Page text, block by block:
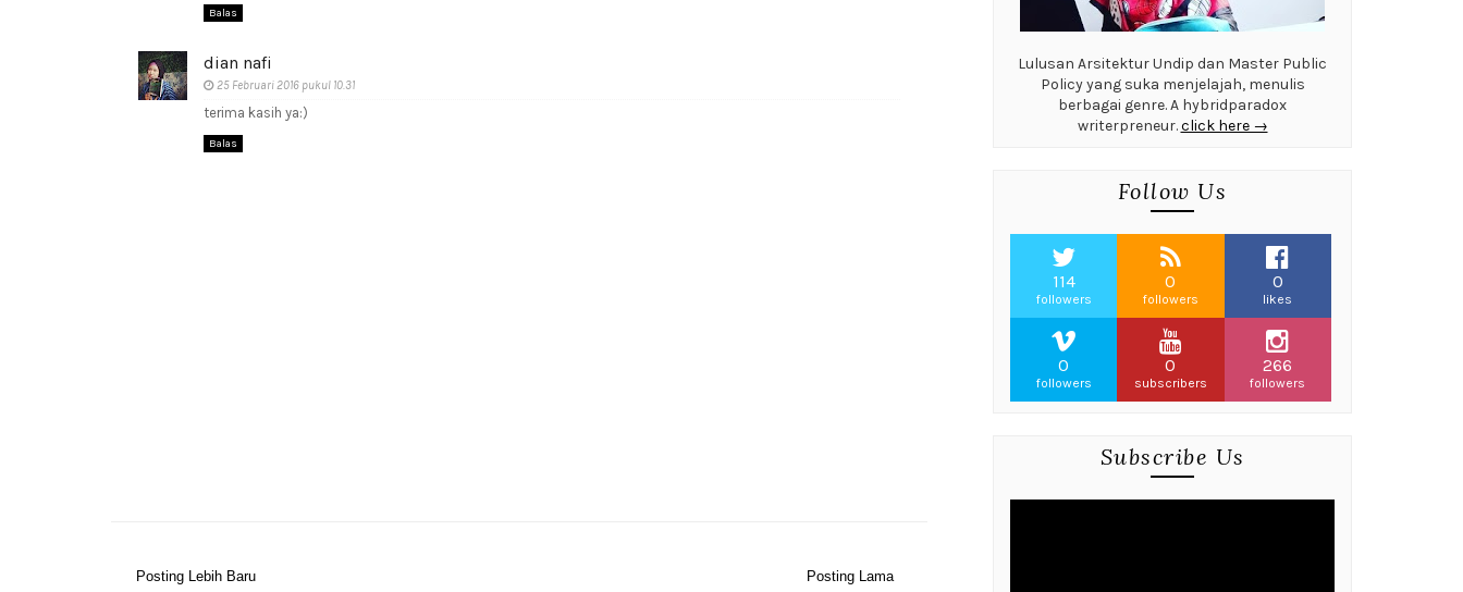
Balas
dian nafi
25 Februari 2016 pukul 10.31
terima kasih ya:)
Balas
Posting Lebih Baru Posting Lama
Lulusan Arsitektur Undip dan Master Public
Policy yang suka menjelajah, menulis
berbagai genre. A hybridparadox
writerpreneur.click here →
Follow Us
114
followers
0
followers
0
likes
0
followers
0
subscribers
266
followers
Subscribe Us